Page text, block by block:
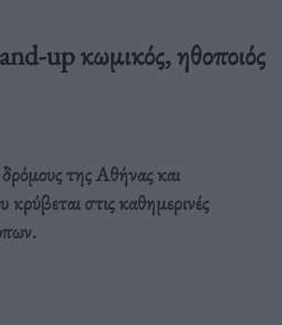
up κωμικός, ηθοποιός
της Αθήνας και
στις καθημερινές